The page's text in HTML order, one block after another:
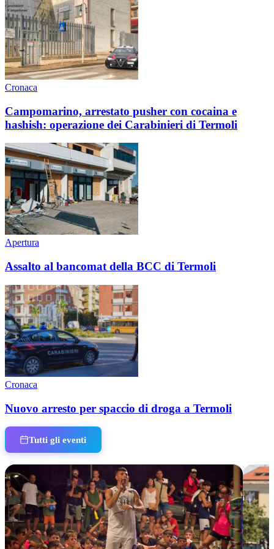
Cronaca
Campomarino, arrestato pusher con cocaina e
hashish: operazione dei Carabinieri di Termoli
Apertura
Assalto al bancomat della BCC di Termoli
Cronaca
Nuovo arresto per spaccio di droga a Termoli
Tutti gli eventi